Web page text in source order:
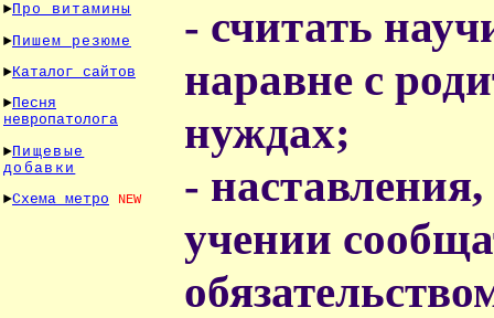
►Про витамины
►Пишем резюме
►Каталог сайтов
►Песня
невропатолога
►Пищевые
добавки
►Схема метро NEW
- считать
наравне с
нуждах;
-
учении